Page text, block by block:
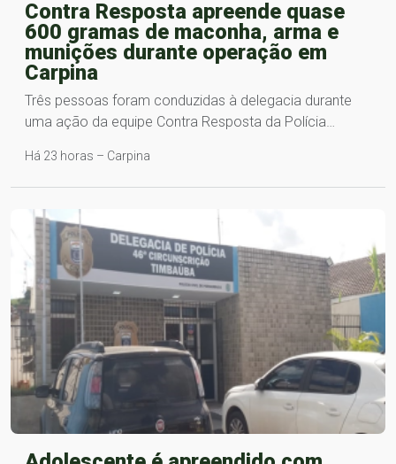
Contra Resposta apreende quase
600 gramas de maconha, arma e
munições durante operação em
Carpina
Três pessoas foram conduzidas à delegacia durante
uma ação da equipe Contra Resposta da Polícia…
Há 23 horas – Carpina